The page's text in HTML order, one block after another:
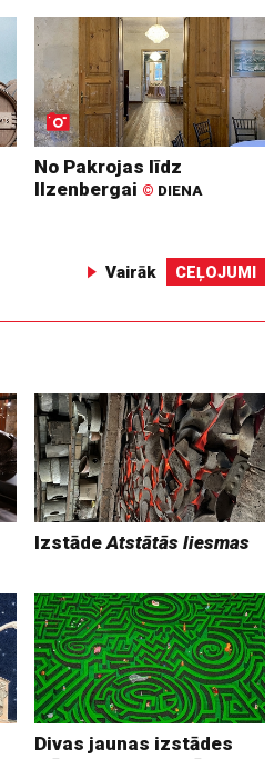
No Pakrojas līdz
Ilzenbergai © DIENA
Vairāk CEĻOJUMI
IzstādeAtstātās liesmas
Divas jaunas izstādes